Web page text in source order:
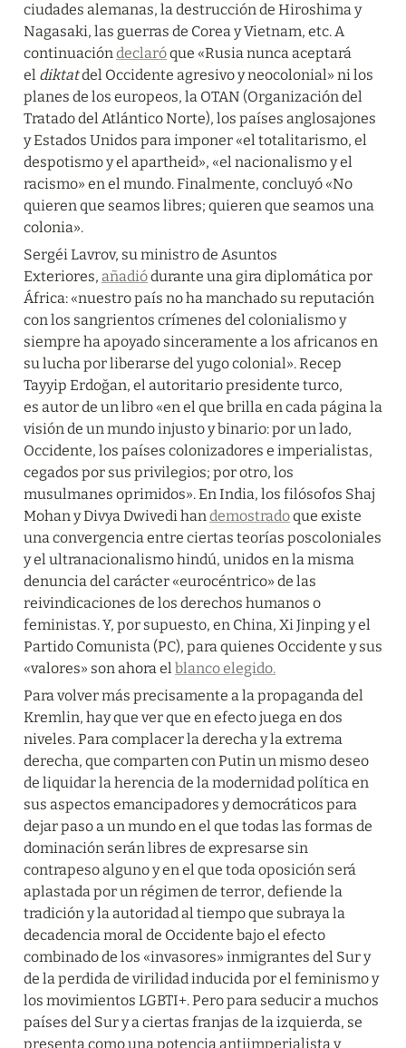
ciudades alemanas, la destrucción de Hiroshima y
Nagasaki, las guerras de Corea y Vietnam, etc. A
continuación declaró que «Rusia nunca aceptará
el diktat del Occidente agresivo y neocolonial» ni los
planes de los europeos, la OTAN (Organización del
Tratado del Atlántico Norte), los países anglosajones
y Estados Unidos para imponer «el totalitarismo, el
despotismo y el apartheid», «el nacionalismo y el
racismo» en el mundo. Finalmente, concluyó «No
quieren que seamos libres; quieren que seamos una
colonia».
Sergéi Lavrov, su ministro de Asuntos
Exteriores, añadió durante una gira diplomática por
África: «nuestro país no ha manchado su reputación
con los sangrientos crímenes del colonialismo y
siempre ha apoyado sinceramente a los africanos en
su lucha por liberarse del yugo colonial». Recep
Tayyip Erdoğan, el autoritario presidente turco,
es autor de un libro «en el que brilla en cada página la
visión de un mundo injusto y binario: por un lado,
Occidente, los países colonizadores e imperialistas,
cegados por sus privilegios; por otro, los
musulmanes oprimidos». En India, los filósofos Shaj
Mohan y Divya Dwivedi han demostrado que existe
una convergencia entre ciertas teorías poscoloniales
y el ultranacionalismo hindú, unidos en la misma
denuncia del carácter «eurocéntrico» de las
reivindicaciones de los derechos humanos o
feministas. Y, por supuesto, en China, Xi Jinping y el
Partido Comunista (PC), para quienes Occidente y sus
«valores» son ahora el blanco elegido.
Para volver más precisamente a la propaganda del
Kremlin, hay que ver que en efecto juega en dos
niveles. Para complacer la derecha y la extrema
derecha, que comparten con Putin un mismo deseo
de liquidar la herencia de la modernidad política en
sus aspectos emancipadores y democráticos para
dejar paso a un mundo en el que todas las formas de
dominación serán libres de expresarse sin
contrapeso alguno y en el que toda oposición será
aplastada por un régimen de terror, defiende la
tradición y la autoridad al tiempo que subraya la
decadencia moral de Occidente bajo el efecto
combinado de los «invasores» inmigrantes del Sur y
de la perdida de virilidad inducida por el feminismo y
los movimientos LGBTI+. Pero para seducir a muchos
países del Sur y a ciertas franjas de la izquierda, se
presenta como una potencia antiimperialista y